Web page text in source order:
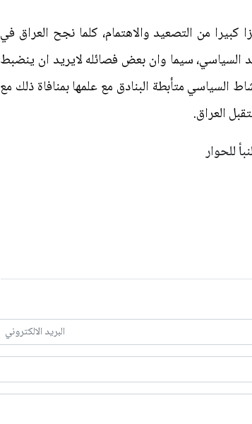
من التصعيد والاهتمام، كلما نجح العراق في
السياسي، سيما وان بعض فصائله لايريد ان ينضبط
السياسي متأبطة البنادق مع علمها بمنافاة ذلك مع
العراق.
للحوار